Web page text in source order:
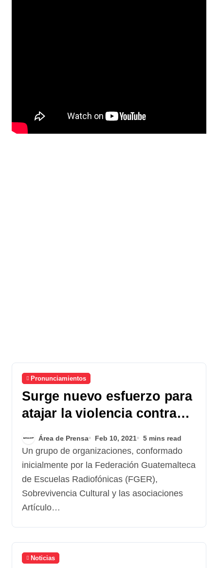
Pronunciamientos
Surge nuevo esfuerzo para
atajar la violencia contra
periodistas y
comunicadores sociales:
Red Rompe el Miedo
Guatemala
Área de Prensa Feb 10, 2021 5 mins read
Un grupo de organizaciones, conformado
inicialmente por la Federación Guatemalteca
de Escuelas Radiofónicas (FGER),
Sobrevivencia Cultural y las asociaciones
Artículo…
Noticias